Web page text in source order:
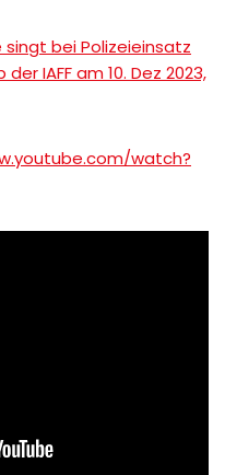
singt bei Polizeieinsatz
IAFF am 10. Dez 2023,
watch?